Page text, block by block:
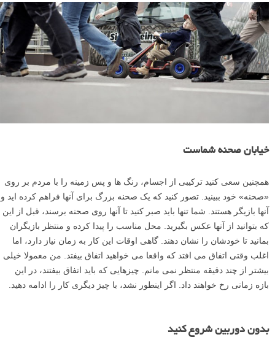
خیابان صحنه شماست
همچنین سعی کنید ترکیبی از اجسام، رنگ ها و پس زمینه را با مردم بر روی
«صحنه» خود ببینید. تصور کنید که یک صحنه بزرگ برای آنها فراهم کرده اید و
آنها بازیگر هستند. شما تنها باید صبر کنید تا آنها روی صحنه برسند، قبل از این
که بتوانید از آنها عکس بگیرید. محل مناسب را پیدا کرده و منتظر بازیگران
بمانید تا خودشان را نشان دهند. گاهی اوقات این کار به زمان نیاز دارد، اما
اغلب وقتی اتفاق می افتد که واقعا می خواهید اتفاق بیفتد. من معمولا خیلی
بیشتر از چند دقیقه منتظر نمی مانم. چیزهایی که باید اتفاق بیفتند، در این
بازه زمانی رخ خواهند داد. اگر اینطور نشد، با چیز دیگری کار را ادامه دهید.
بدون دوربین شروع کنید